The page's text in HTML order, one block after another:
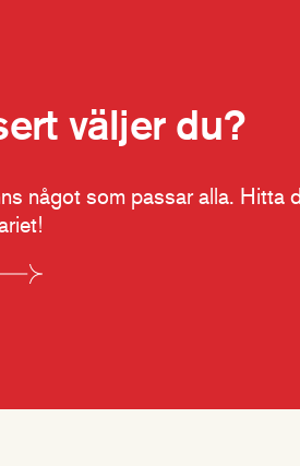
väljer du?
något som passar alla. Hitta